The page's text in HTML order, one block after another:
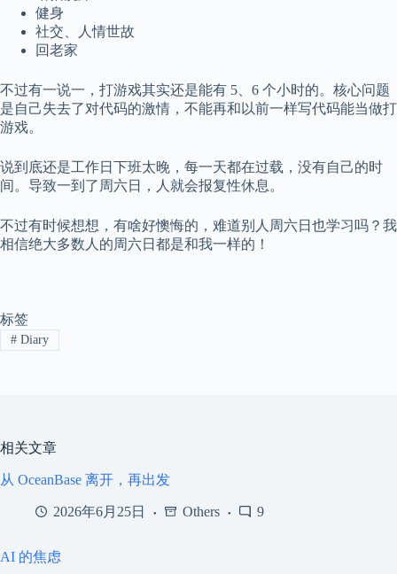
健身
社交、人情世故
回老家
不过有一说一，打游戏其实还是能有 5、6 个小时的。核心问题
是自己失去了对代码的激情，不能再和以前一样写代码能当做打
游戏。
说到底还是工作日下班太晚，每一天都在过载，没有自己的时
间。导致一到了周六日，人就会报复性休息。
不过有时候想想，有啥好懊悔的，难道别人周六日也学习吗？我
相信绝大多数人的周六日都是和我一样的！
标签
#Diary
相关文章
从 OceanBase 离开，再出发
2026年6月25日 Others 9
AI 的焦虑